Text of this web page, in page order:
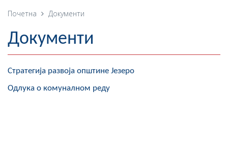
Историја
Географија
Насељена мјеста
Почетна Документи
Документи
Стратегија развоја општине Језеро
Одлука о комуналном реду